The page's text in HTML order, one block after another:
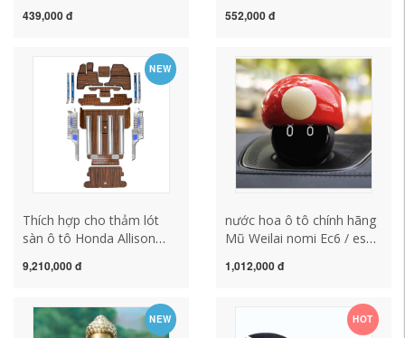
Điều Khiển Xe Điều Khiển
Vật Dụng Trang Trí Dành
Cho Nữ tham lot san oto
439,000 đ
Crown, dành riêng cho ô
ghế xe ô tô bằng vải
552,000 đ
NEW
Thích hợp cho thảm lót
sàn ô tô Honda Allison
khối bảy chỗ trang trí viền
thất rèm che nắng ô to tự
cuốn
9,210,000 đ
nước hoa ô tô chính hãng
Mũ Weilai nomi Ec6 / es6 /
mũ đội đầu trang trí nội
đổi gối tựa đầu ô tô cao
su non thảm sàn 5d
1,012,000 đ
NEW HOT